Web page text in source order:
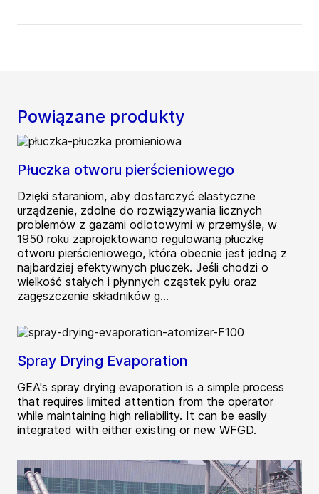
Powiązane produkty
Płuczka otworu pierścieniowego
Dzięki staraniom, aby dostarczyć elastyczne
urządzenie, zdolne do rozwiązywania licznych
problemów z gazami odlotowymi w przemyśle, w
1950 roku zaprojektowano regulowaną płuczkę
otworu pierścieniowego, która obecnie jest jedną z
najbardziej efektywnych płuczek. Jeśli chodzi o
wielkość stałych i płynnych cząstek pyłu oraz
zagęszczenie składników g...
Spray Drying Evaporation
GEA's spray drying evaporation is a simple process
that requires limited attention from the operator
while maintaining high reliability. It can be easily
integrated with either existing or new WFGD.